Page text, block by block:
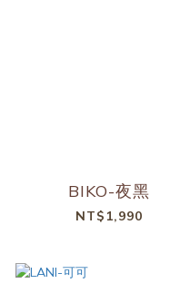
BIKO-夜黑
NT$1,990